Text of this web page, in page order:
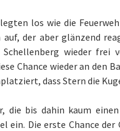
los wie die
der aber glänzend
wieder frei
Chance wieder an
dass Stern die
die bis dahin kaum
ein. Die erste Chance